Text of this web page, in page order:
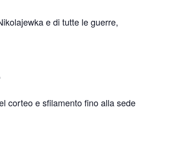
e di tutte le guerre,
corteo e sfilamento fino alla sede